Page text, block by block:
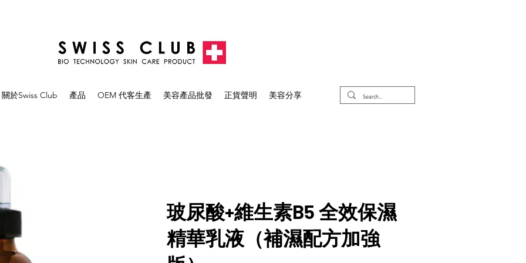
關於Swiss Club 產品 OEM 代客生產 美容產品批發 正貨聲明 美容分享
玻尿酸+維生素B5 全效保濕
精華乳液（補濕配方加強